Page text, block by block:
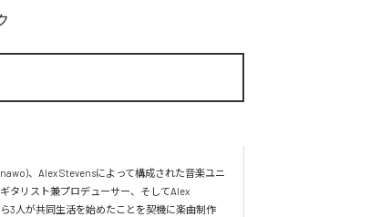
、Alex Stevensによって構成された音楽ユニ
タリスト兼プロデューサー、そしてAlex
3人が共同生活を始めたことを契機に楽曲制作